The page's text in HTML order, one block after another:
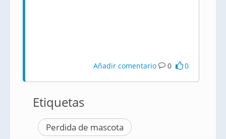
Añadir comentario 0 0
Etiquetas
Perdida de mascota